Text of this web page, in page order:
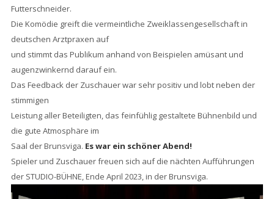
Futterschneider.
Die Komödie greift die vermeintliche Zweiklassengesellschaft in
deutschen Arztpraxen auf
und stimmt das Publikum anhand von Beispielen amüsant und
augenzwinkernd darauf ein.
Das Feedback der Zuschauer war sehr positiv und lobt neben der
stimmigen
Leistung aller Beteiligten, das feinfühlig gestaltete Bühnenbild und
die gute Atmosphäre im
Saal der Brunsviga. Es war ein schöner Abend!
Spieler und Zuschauer freuen sich auf die nächten Aufführungen
der STUDIO-BÜHNE, Ende April 2023, in der Brunsviga.